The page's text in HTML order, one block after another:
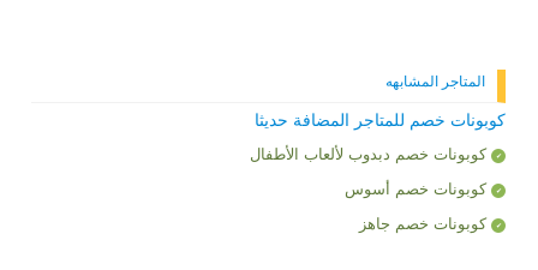
المتاجر المشابهه
كوبونات خصم للمتاجر المضافة حديثا
كوبونات خصم دبدوب لألعاب الأطفال
كوبونات خصم أسوس
كوبونات خصم جاهز